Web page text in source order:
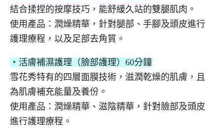
結合揉捏的按摩技巧，能舒緩久站的雙腿肌肉。
使用產品：潤燥精華，針對腿部、手腳及頭皮進行
護理療程，以及足部去角質。
・活膚補濕護理（臉部護理）60分鐘
雪花秀特有的四層面膜技術，滋潤乾燥的肌膚，且
為肌膚補充能量及養份。
使用產品：潤燥精華、滋陰精華，針對臉部及頭皮
進行護理療程。